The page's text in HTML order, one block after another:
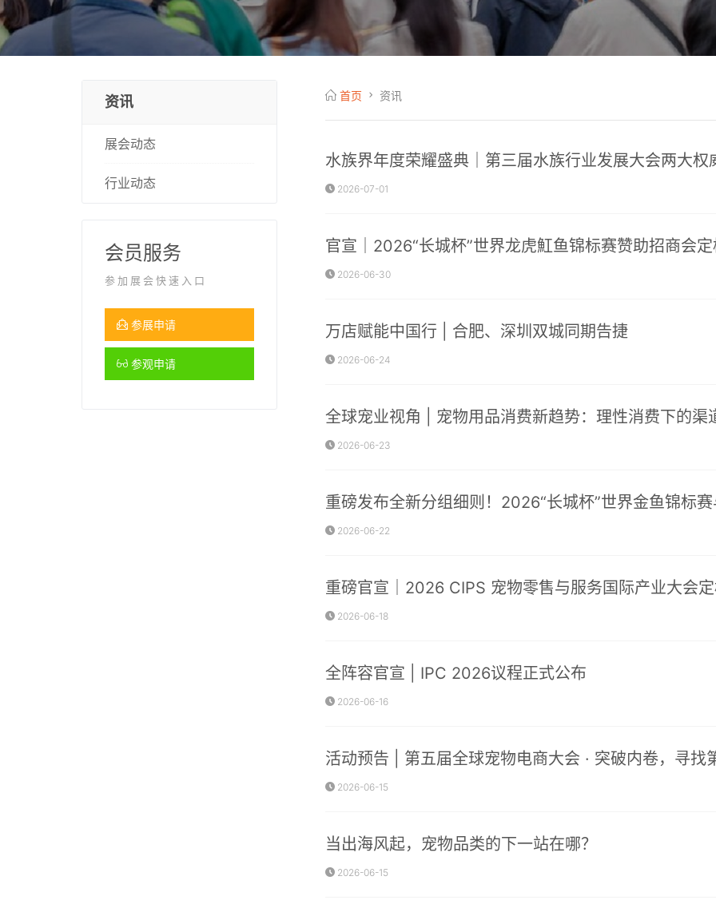
首页 资讯
水族界年度荣耀盛典｜第三届水族行业发展大会两大权
2026-07-01
官宣｜2026“长城杯”世界龙虎魟鱼锦标赛赞助招商会定
2026-06-30
万店赋能中国行 | 合肥、深圳双城同期告捷
2026-06-24
全球宠业视角 | 宠物用品消费新趋势：理性消费下的渠
2026-06-23
重磅发布全新分组细则！2026“长城杯”世界金鱼锦标
2026-06-22
重磅官宣｜2026 CIPS 宠物零售与服务国际产业大会
2026-06-18
全阵容官宣 | IPC 2026议程正式公布
2026-06-16
活动预告 | 第五届全球宠物电商大会 · 突破内卷，寻找
2026-06-15
当出海风起，宠物品类的下一站在哪？
2026-06-15
资讯
展会动态
行业动态
会员服务
参加展会快速入口
参展申请
参观申请